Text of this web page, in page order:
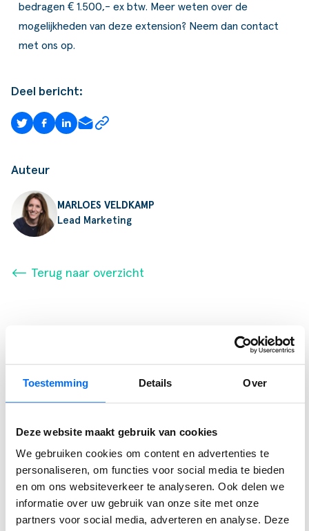
Toestemming Details Over
Deze website maakt gebruik van cookies
We gebruiken cookies om content en advertenties te
personaliseren, om functies voor social media te bieden
en om ons websiteverkeer te analyseren. Ook delen we
informatie over uw gebruik van onze site met onze
partners voor social media, adverteren en analyse. Deze
bedragen € 1.500,- ex btw. Meer weten over de
mogelijkheden van deze extension? Neem dancontact
met ons op.
Deel bericht:
Auteur
MARLOES VELDKAMP
Lead Marketing
⟵ Terug naar overzicht
Podcast
Wij spraken met Jim van De Bosrand, over de uitdagingen,
de keuzes en de resultaten van deze strategische stap naar
Business Central.